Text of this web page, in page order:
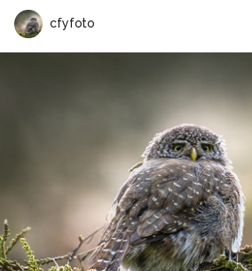
cfyfoto